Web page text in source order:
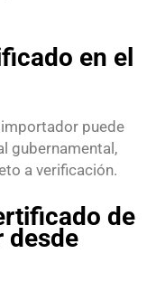
en el
puede
gubernamental,
a verificación.
de
desde